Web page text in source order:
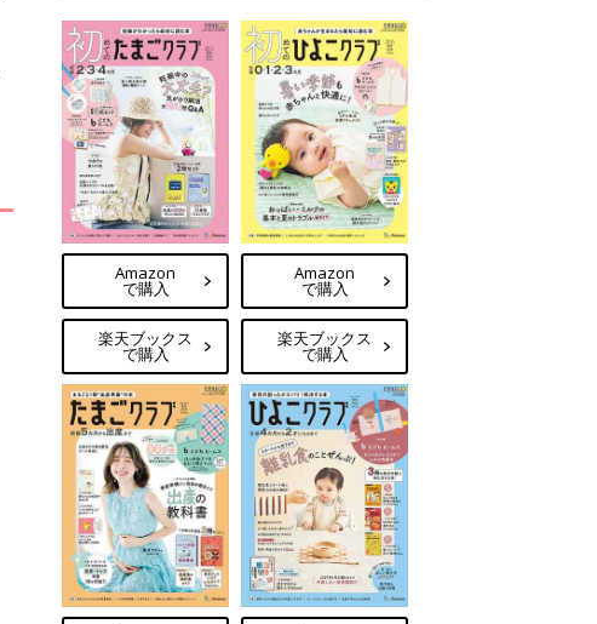
Amazon
で購入
楽天ブックス
で購入
Amazon
で購入
楽天ブックス
で購入